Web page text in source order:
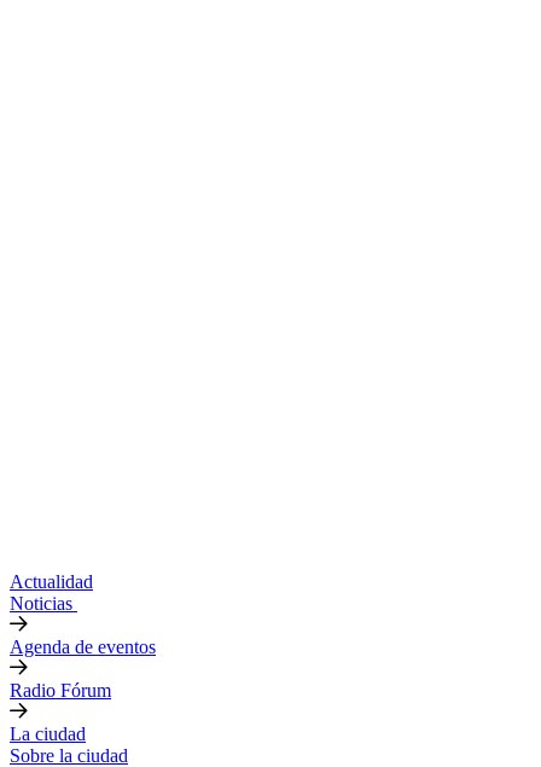
Actualidad
Noticias
Agenda de eventos
Radio Fórum
La ciudad
Sobre la ciudad